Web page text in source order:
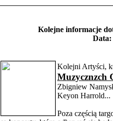
Kolejne informacje
Data:
Kolejni Artyści,
Muzycznzch
Zbigniew
Keyon Harrold...
Poza częścią